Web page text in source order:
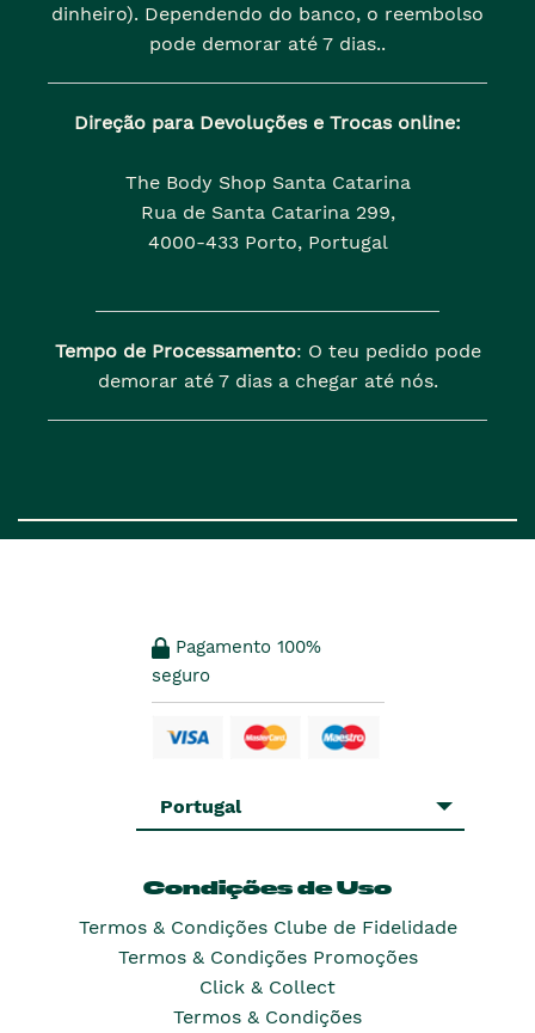
dinheiro). Dependendo do banco, o reembolso
pode demorar até 7 dias..
Direção para Devoluções e Trocas online:
The Body Shop Santa Catarina
Rua de Santa Catarina 299,
4000-433 Porto, Portugal
Tempo de Processamento: O teu pedido pode
demorar até 7 dias a chegar até nós.
Pagamento 100%
seguro
Portugal
Condições de Uso
Termos & Condições Clube de Fidelidade
Termos & Condições Promoções
Click & Collect
Termos & Condições